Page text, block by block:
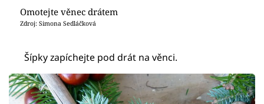
Omotejte věnec drátem
Zdroj: Simona Sedláčková
Šípky zapíchejte pod drát na věnci.